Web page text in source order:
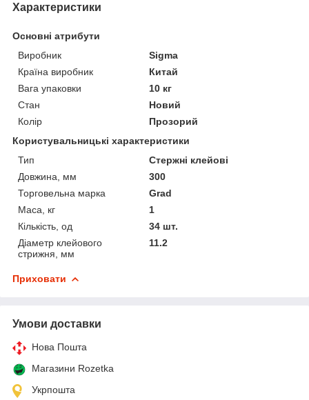
Характеристики
Основні атрибути
Виробник
Sigma
Країна виробник
Китай
Вага упаковки
10 кг
Стан
Новий
Колір
Прозорий
Користувальницькі характеристики
Тип
Стержні клейові
Довжина, мм
300
Торговельна марка
Grad
Маса, кг
1
Кількість, од
34 шт.
Діаметр клейового
стрижня, мм
11.2
Приховати
Умови доставки
Нова Пошта
Магазини Rozetka
Укрпошта